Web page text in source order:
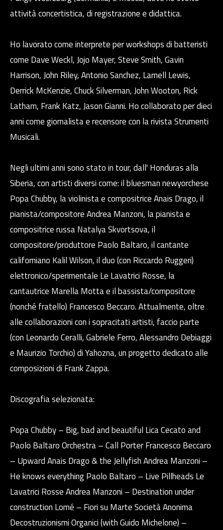
attività concertistica, di registrazione e didattica.
Ho lavorato come interprete per workshops di batteristi
come Dave Weckl, Jojo Mayer, Steve Smith, Gavin
Harrison, John Riley, Antonio Sanchez, Larnell Lewis,
Derrick McKenzie, Chuck Silverman, John Wooton, Rick
Latham, Frank Katz, Jason Gianni. Ho collaborato per dieci
anni come giornalista e recensore con la rivista Strumenti
Musicali.
Negli ultimi anni sono stato in tour, dall' Honduras alla
Siberia, con artisti diversi come: il bluesman newyorchese
Popa Chubby, la violinista e compositrice Anais Drago, il
pianista/compositore Andrea Manzoni, la pianista e
compositrice russa Natalya Skvortsova, il
compositore/produttore Paolo Baltaro, il cantante
californiano Kalil Wilson, il duo (con Riccardo Ruggeri)
elettronico/sperimentale Le Lavatrici Rosse, la
cantautrice Marella Motta e il bassista/compositore
(nonché fratello) Francesco Beccaro. Attualmente, oltre
alle collaborazioni con i sopracitati artisti, faccio parte
(con Leonardo Ceralli, Gabriele Ferro, Alessandro Debiaggi
e Maurizio Torchio) di Yahozna, un progetto dedicato alle
composizioni di Frank Zappa.
Discografia selezionata:
Popa Chubby – Big, bad and beautiful Lica Cecato and
Paolo Baltaro Orchestra – Call Porter Francesco Beccaro
– Upward Anais Drago & the Jellyfish Andrea Manzoni –
He knows everything Paolo Baltaro – Live Pillheads Le
Lavatrici Rosse Andrea Manzoni – Destination under
construction Lomé – Fiori su Marte Società Anonima
Decostruzionismi Organici (with Guido Michelone) –